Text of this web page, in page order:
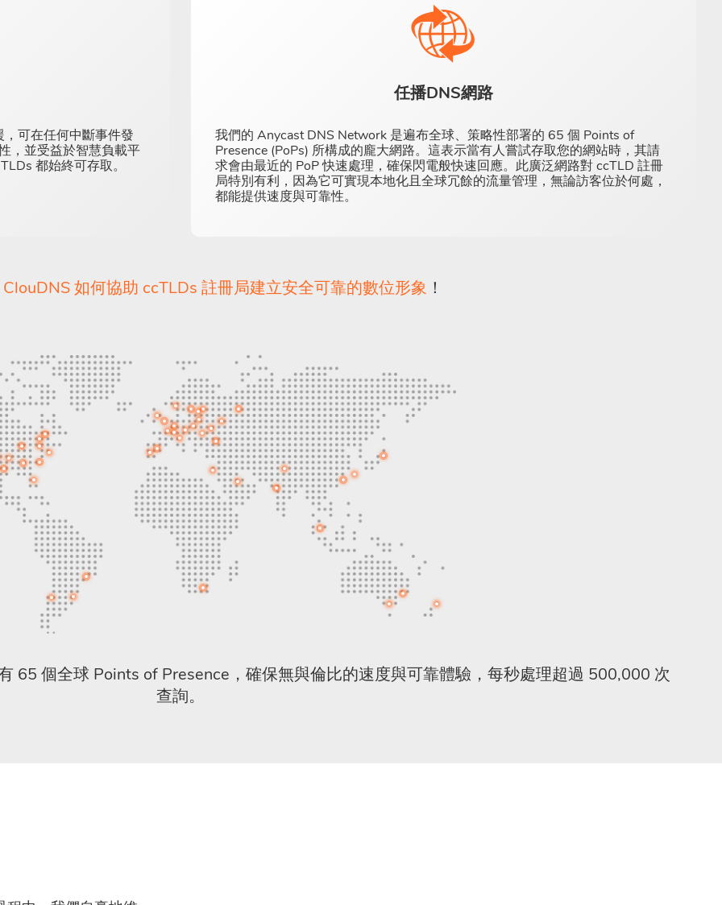
可在任何中斷事件發
，並受益於智慧負載平
都始終可存取。
任播DNS網路
我們的 Anycast DNS Network 是遍布全球、策略性部署的 65 個 Points of
Presence (PoPs) 所構成的龐大網路。這表示當有人嘗試存取您的網站時，其請
求會由最近的 PoP 快速處理，確保閃電般快速回應。此廣泛網路對 ccTLD 註冊
局特別有利，因為它可實現本地化且全球冗餘的流量管理，無論訪客位於何處，
都能提供速度與可靠性。
ClouDNS 如何協助 ccTLDs 註冊局建立安全可靠的數位形象 ！
65 個全球 Points of Presence，確保無與倫比的速度與可靠體驗，每秒處理超過 500,000 次
查詢。